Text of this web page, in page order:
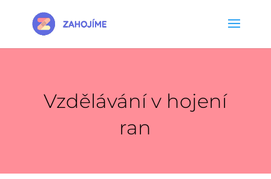
Vzdělávání v hojení
ran